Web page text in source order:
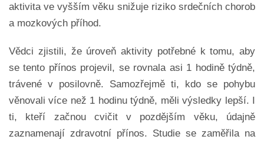
aktivita ve vyšším věku snižuje riziko srdečních chorob
a mozkových příhod.
Vědci zjistili, že úroveň aktivity potřebné k tomu, aby
se tento přínos projevil, se rovnala asi 1 hodině týdně,
trávené v posilovně. Samozřejmě ti, kdo se pohybu
věnovali více než 1 hodinu týdně, měli výsledky lepší. I
ti, kteří začnou cvičit v pozdějším věku, údajně
zaznamenají zdravotní přínos. Studie se zaměřila na